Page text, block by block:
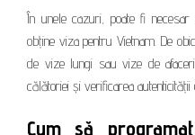
În unele cazuri, poate fi
obține viza pentru Vietnam. De
de vize lungi sau vize de
călătoriei și verificarea
Cum să